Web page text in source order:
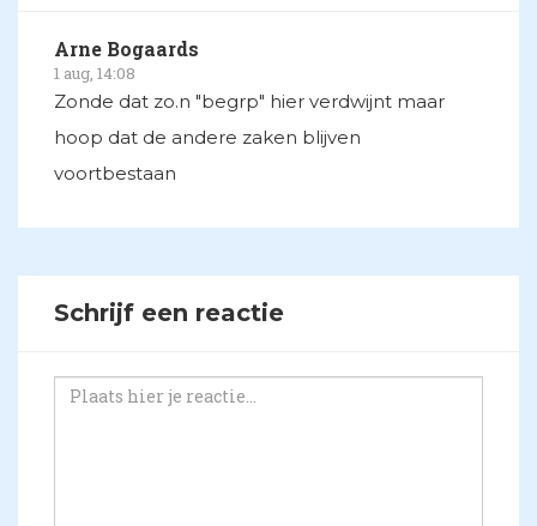
Arne Bogaards
1 aug, 14:08
Zonde dat zo.n "begrp" hier verdwijnt maar
hoop dat de andere zaken blijven
voortbestaan
Schrijf een reactie